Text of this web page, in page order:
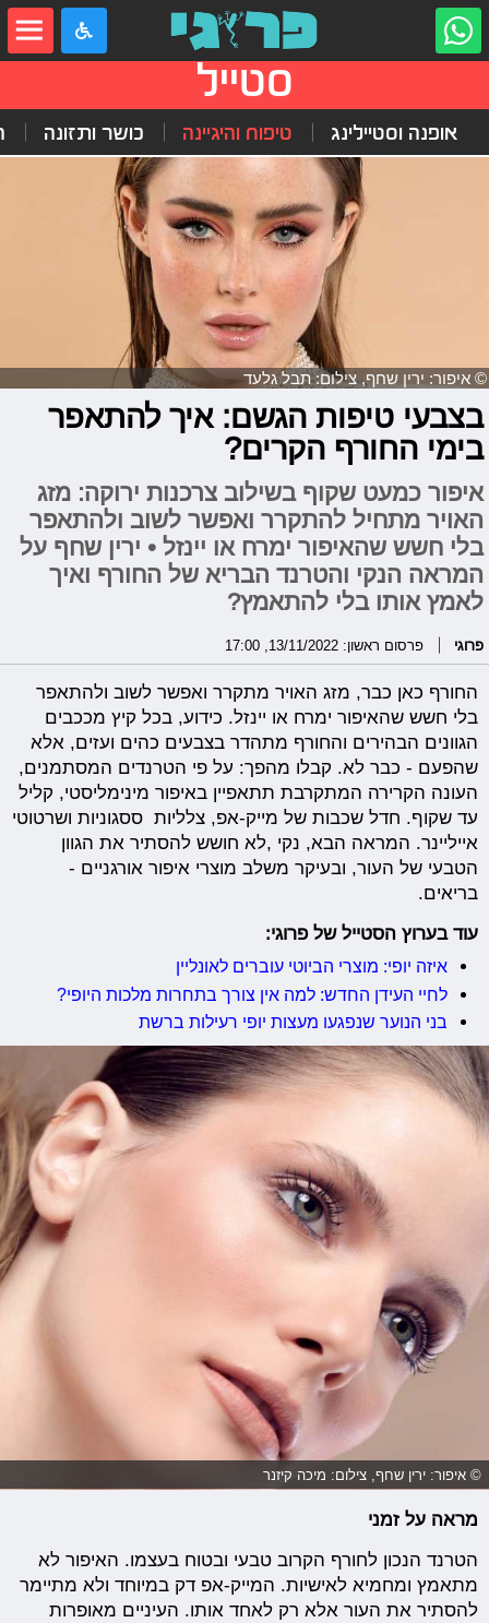
סטייל
אופנה וסטיילינג טיפוח והיגיינה כושר ותזונה
© איפור: ירין שחף, צילום: תבל גלעד
בצבעי טיפות הגשם: איך להתאפר
בימי החורף הקרים?
איפור כמעט שקוף בשילוב צרכנות ירוקה: מזג
האויר מתחיל להתקרר ואפשר לשוב ולהתאפר
בלי חשש שהאיפור ימרח או יינזל • ירין שחף על
המראה הנקי והטרנד הבריא של החורף ואיך
לאמץ אותו בלי להתאמץ?
פרוגי פרסום ראשון: 13/11/2022, 17:00
החורף כאן כבר, מזג האויר מתקרר ואפשר לשוב ולהתאפר
בלי חשש שהאיפור ימרח או יינזל. כידוע, בכל קיץ מככבים
הגוונים הבהירים והחורף מתהדר בצבעים כהים ועזים, אלא
שהפעם - כבר לא. קבלו מהפך: על פי הטרנדים המסתמנים,
העונה הקרירה המתקרבת תתאפיין באיפור מינימליסטי, קליל
עד שקוף. חדל שכבות של מייק-אפ, צלליות ססגוניות ושרטוטי
אייליינר. המראה הבא, נקי ,לא חושש להסתיר את הגוון
הטבעי של העור, ובעיקר משלב מוצרי איפור אורגניים -
בריאים.
עוד בערוץ הסטייל של פרוגי:
איזה יופי: מוצרי הביוטי עוברים לאונליין
לחיי העידן החדש: למה אין צורך בתחרות מלכות היופי?
בני הנוער שנפגעו מעצות יופי רעילות ברשת
© איפור: ירין שחף, צילום: מיכה קיזנר
מראה על זמני
הטרנד הנכון לחורף הקרוב טבעי ובטוח בעצמו. האיפור לא
מתאמץ ומחמיא לאישיות. המייק-אפ דק במיוחד ולא מתיימר
להסתיר את העור אלא רק לאחד אותו. העיניים מאופרות